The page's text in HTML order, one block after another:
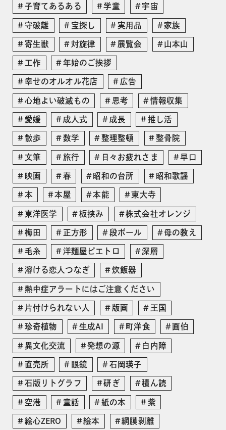
子育てあるある 学童 宇宙
守破離 宝探し 実用品 家族
寄生獣 対旋律 展覧会 山本山
工作 年始のご挨拶
幸せのオルオル花店 広告
心地よい破滅もの 思考 情報収集
愛媛 成人式 成長 推し活
散歩 数学 整理整頓 整骨院
文筆 旅行 日々お疲れさま 早口
映画 春 昭和の台所 昭和歌謡
本 本屋 本能 東大寺
東洋医学 板挟み 株式会社オレンジ
梅田 正方形 段ボール 母の教え
毛糸 洋麺屋ピエトロ 深層
溶ける恋人つなぎ 炊飯器
熱中症アラートにはご注意ください
片付けられない人 版画 王国
珍奇植物 生成AI 町洋食 画伯
異文化交流 発想の源 白内障
直売所 眼鏡 石岡瑛子
石版リトグラフ 研ぎ 積ん読
空港 童話 紙の本 紫
絵心ZERO 絵本 網膜剥離